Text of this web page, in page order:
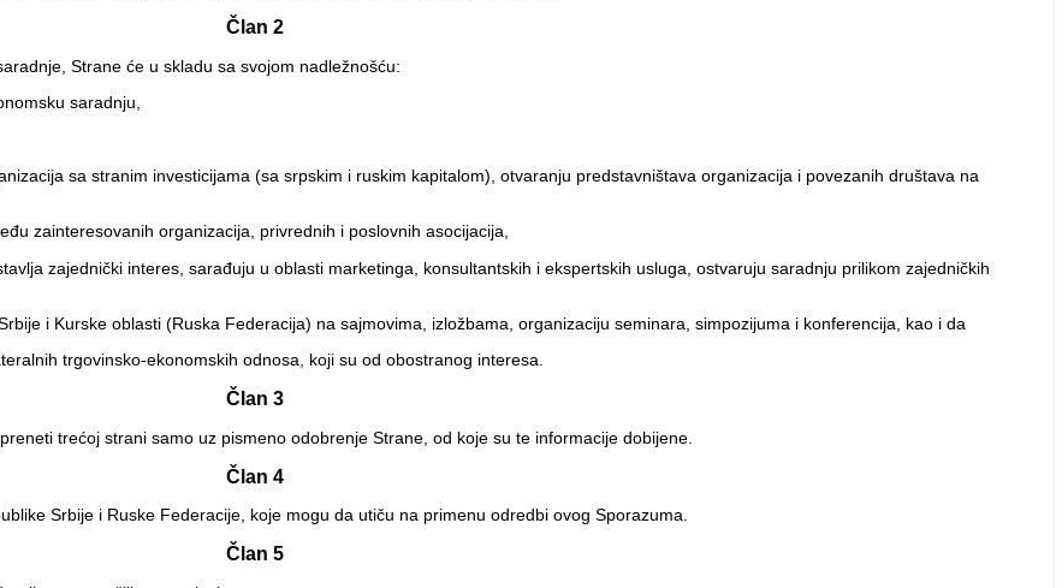
Član 2
Strane će u skladu sa svojom nadležnošću:
saradnju,
sa stranim investicijama (sa srpskim i ruskim kapitalom), otvaranju predstavništava organizacija i povezanih društava na
zainteresovanih organizacija, privrednih i poslovnih asocijacija,
zajednički interes, sarađuju u oblasti marketinga, konsultantskih i ekspertskih usluga, ostvaruju saradnju prilikom zajedničkih
i Kurske oblasti (Ruska Federacija) na sajmovima, izložbama, organizaciju seminara, simpozijuma i konferencija, kao i da
trgovinsko-ekonomskih odnosa, koji su od obostranog interesa.
Član 3
trećoj strani samo uz pismeno odobrenje Strane, od koje su te informacije dobijene.
Član 4
Srbije i Ruske Federacije, koje mogu da utiču na primenu odredbi ovog Sporazuma.
Član 5